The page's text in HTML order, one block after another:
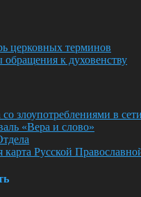
церковных терминов
к духовенству
со злоупотреблениями в
«Вера и слово»
карта Русской